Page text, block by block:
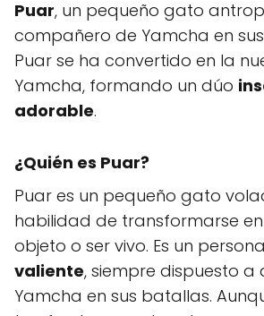
Puar, un pequeño gato
compañero de Yamcha en
Puar se ha convertido en la
Yamcha, formando un dúo
adorable.
¿Quién es Puar?
Puar es un pequeño gato
habilidad de transformarse
objeto o ser vivo. Es un
valiente, siempre dispuesto a
Yamcha en sus batallas.